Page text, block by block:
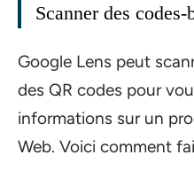
Scanner des
Google Lens peut
des QR codes pour
informations sur un
Web. Voici comment